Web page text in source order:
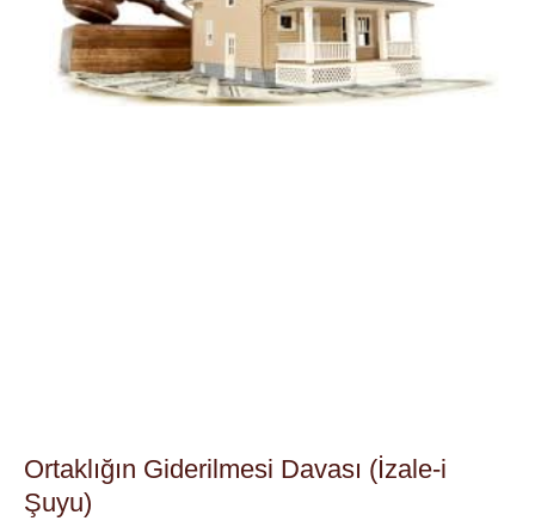
Ortaklığın Giderilmesi Davası (İzale-i
Şuyu)